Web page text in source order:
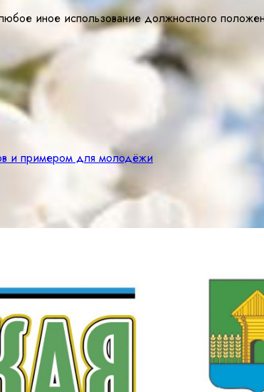
иное использование должностного
и примером для молодёжи